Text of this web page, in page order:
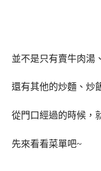
並不是只有賣牛肉湯
還有其他的炒麵、炒
從門口經過的時候，
先來看看菜單吧~